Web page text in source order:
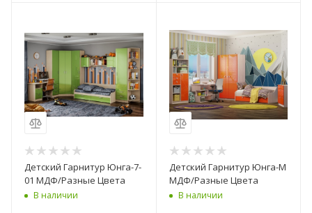
Детский Гарнитур Юнга-7-
01 МДФ/Разные Цвета
В наличии
Детский Гарнитур Юнга-М
МДФ/Разные Цвета
В наличии